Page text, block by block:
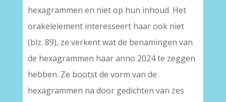
hexagrammen en niet op hun inhoud. Het
orakelelement interesseert haar ook niet
(blz. 89), ze verkent wat de benamingen van
de hexagrammen haar anno 2024 te zeggen
hebben. Ze bootst de vorm van de
hexagrammen na door gedichten van zes